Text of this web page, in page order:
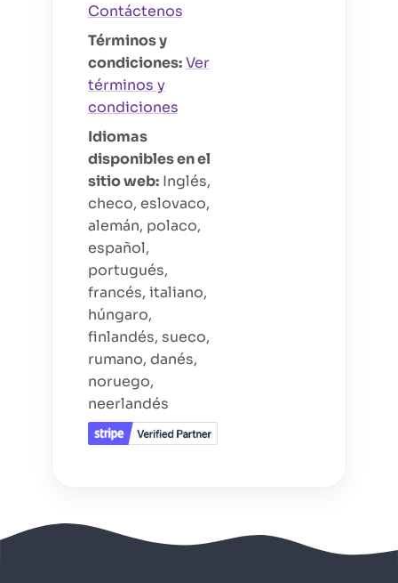
Contáctenos
Términos y
condiciones: Ver
términos y
condiciones
Idiomas
disponibles en el
sitio web: Inglés,
checo, eslovaco,
alemán, polaco,
español,
portugués,
francés, italiano,
húngaro,
finlandés, sueco,
rumano, danés,
noruego,
neerlandés